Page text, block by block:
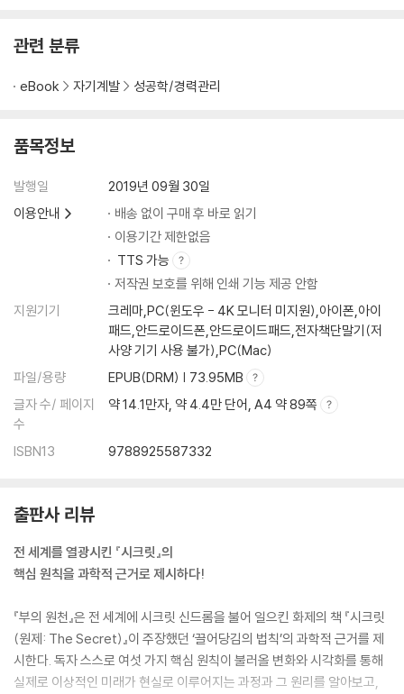
관련 분류
eBook 자기계발 성공학/경력관리
품목정보
발행일
2019년 09월 30일
이용안내
배송 없이 구매 후 바로 읽기
이용기간 제한없음
TTS 가능
저작권 보호를 위해 인쇄 기능 제공 안함
지원기기
크레마,PC(윈도우 - 4K 모니터 미지원),아이폰,아이
패드,안드로이드폰,안드로이드패드,전자책단말기(저
사양 기기 사용 불가),PC(Mac)
파일/용량
EPUB(DRM) | 73.95MB
글자 수/ 페이지
수
약 14.1만자, 약 4.4만 단어, A4 약 89쪽
ISBN13 9788925587332
출판사 리뷰
전 세계를 열광시킨 『시크릿』의
핵심 원칙을 과학적 근거로 제시하다!
『부의 원천』은 전 세계에 시크릿 신드롬을 불어 일으킨 화제의 책 『시크릿
(원제: The Secret)』이 주장했던 ‘끌어당김의 법칙’의 과학적 근거를 제
시한다. 독자 스스로 여섯 가지 핵심 원칙이 불러올 변화와 시각화를 통해
실제로 이상적인 미래가 현실로 이루어지는 과정과 그 원리를 알아보고,